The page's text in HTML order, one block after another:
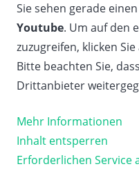
Sie sehen gerade
Youtube. Um auf den
zuzugreifen, klicken
Bitte beachten Sie,
Drittanbieter
Mehr Informationen
Inhalt entsperren
Erforderlichen Service